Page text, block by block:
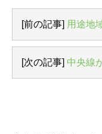
[前の記事] 用途地
[次の記事] 中央線